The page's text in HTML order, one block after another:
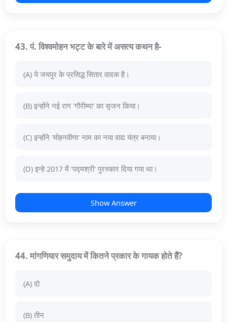
43. पं. विश्वमोहन भट्ट के बारे में असत्य कथन है-
(A) ये जयपुर के प्रसिद्ध सितार वादक है।
(B) इन्होंने नई राग 'गौरीम्मा' का सृजन किया।
(C) इन्होंने 'मोहनवीणा' नाम का नया वाद्य यंत्र बनाया।
(D) इन्हे 2017 में 'पद्मश्री' पुरस्कार दिया गया था।
Show Answer
44. मांगणियार समुदाय में कितने प्रकार के गायक होते हैं?
(A) दो
(B) तीन